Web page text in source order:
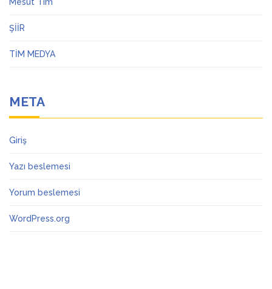
Mesut Tim
ŞİİR
TİM MEDYA
META
Giriş
Yazı beslemesi
Yorum beslemesi
WordPress.org